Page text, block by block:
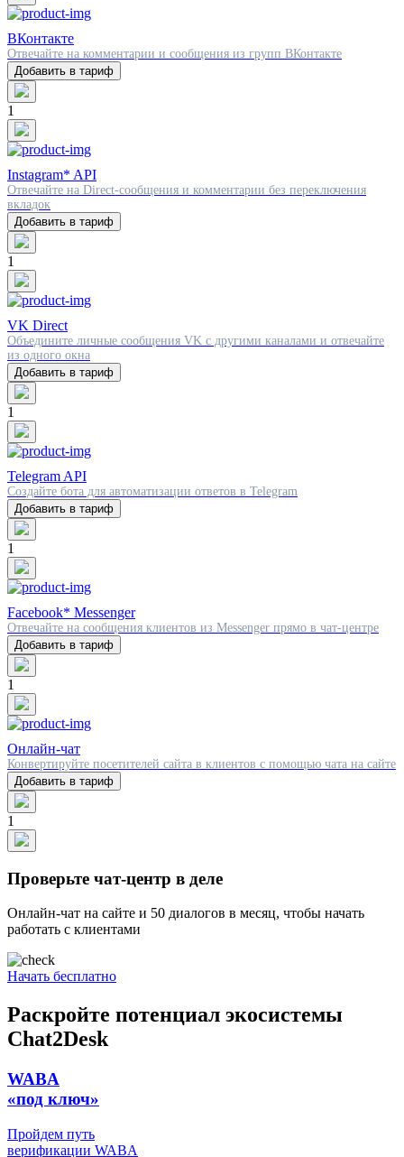
ВКонтакте
Отвечайте на комментарии и сообщения из групп ВКонтакте
Добавить в тариф
1
Instagram* API
Отвечайте на Direct-сообщения и комментарии без переключения
вкладок
Добавить в тариф
1
VK Direct
Объедините личные сообщения VK с другими каналами и отвечайте
из одного окна
Добавить в тариф
1
Telegram API
Создайте бота для автоматизации ответов в Telegram
Добавить в тариф
1
Facebook* Messenger
Отвечайте на сообщения клиентов из Messenger прямо в чат-центре
Добавить в тариф
1
Онлайн-чат
Конвертируйте посетителей сайта в клиентов с помощью чата на сайте
Добавить в тариф
1
Проверьте чат-центр в деле
Онлайн-чат на сайте и 50 диалогов в месяц, чтобы начать
работать с клиентами
Начать бесплатно
Раскройте потенциал экосистемы
Chat2Desk
WABA
«под ключ»
Пройдем путь
верификации WABA